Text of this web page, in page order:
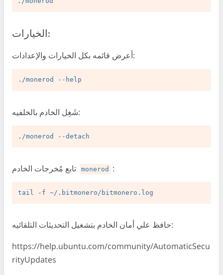
الخيارات:
أعرض قائمه بكل الخيارات والإعدادات:
شَغِل الخادم بالخلفيه:
monerod :
حافظ علي أمان الخادم بتشغيل التحديثات التلقائيه:
https://help.ubuntu.com/community/AutomaticSecu
rityUpdates